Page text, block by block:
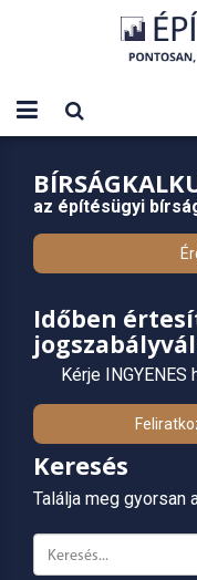
az építésügyi
Időben
Kérje
Keresés
Találja meg